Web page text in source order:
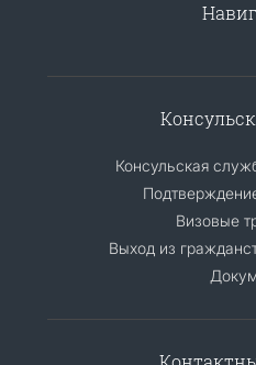
Консульская
Визовые
Выход из